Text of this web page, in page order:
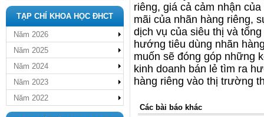
TẠP CHÍ KHOA HỌC ĐHCT
Năm 2026
Năm 2025
Năm 2024
Năm 2023
Năm 2022
riêng, giá cả cảm nhận
mãi của nhãn hàng riêng,
dịch vụ của siêu thị và
hướng tiêu dùng nhãn
muốn sẽ đóng góp những
kinh doanh bán lẻ tìm ra
hàng riêng vào thị trường
Các bài báo khác